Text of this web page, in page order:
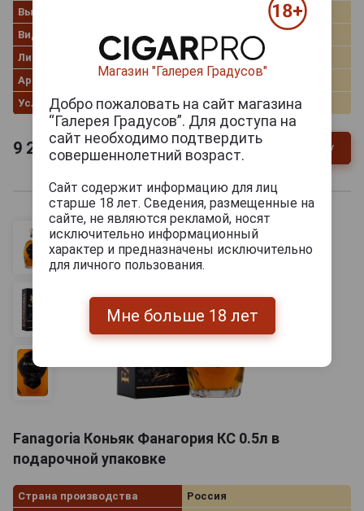
Выдержка лет
Вид коробки
Картонная коробка
Линейка
Нарын-Кала
Артикул
31845
Условия продаж
Только самовывоз
9 200руб. + В заявку
Fanagoria Коньяк Фанагория КС 0.5л в
подарочной упаковке
Страна производства
Россия
Магазин "Галерея Градусов"
Добро пожаловать на сайт магазина
“Галерея Градусов”. Для доступа на
сайт необходимо подтвердить
совершеннолетний возраст.
Сайт содержит информацию для лиц
старше 18 лет. Сведения, размещенные на
сайте, не являются рекламой, носят
исключительно информационный
характер и предназначены исключительно
для личного пользования.
Мне больше 18 лет